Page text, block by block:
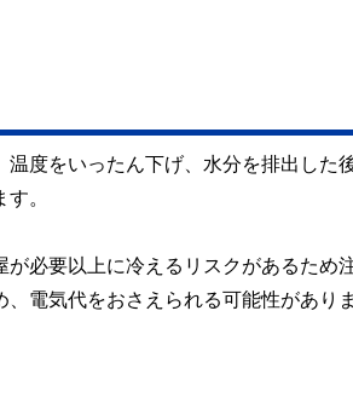
度をいったん下げ、水分を排出した
。
必要以上に冷えるリスクがあるため
電気代をおさえられる可能性がありま